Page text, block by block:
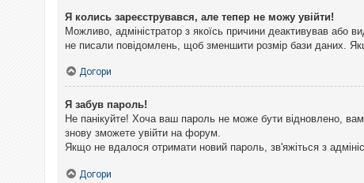
Я колись зареєструвався, але тепер не можу увійти!
Можливо, адміністратор з якоїсь причини деактивував або
не писали повідомлень, щоб зменшити розмір бази даних.
Догори
Я забув пароль!
Не панікуйте! Хоча ваш пароль не може бути відновлено,
знову зможете увійти на форум.
Якщо не вдалося отримати новий пароль, зв'яжіться з
Догори